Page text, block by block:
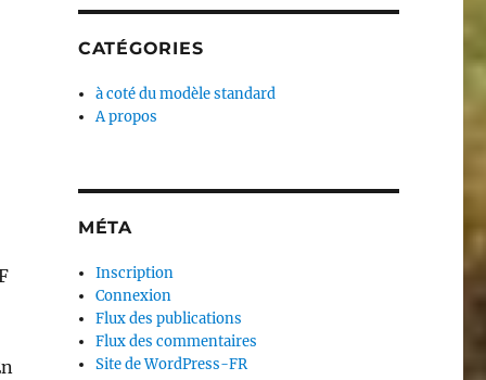
CATÉGORIES
à coté du modèle standard
A propos
MÉTA
Inscription
Connexion
Flux des publications
Flux des commentaires
Site de WordPress-FR